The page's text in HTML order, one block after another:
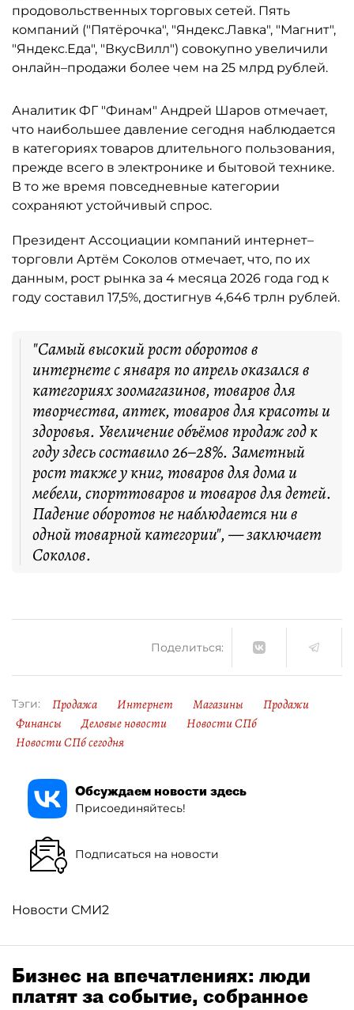
продовольственных торговых сетей. Пять
компаний ("Пятёрочка", "Яндекс.Лавка", "Магнит",
"Яндекс.Еда", "ВкусВилл") совокупно увеличили
онлайн–продажи более чем на 25 млрд рублей.
Аналитик ФГ "Финам" Андрей Шаров отмечает,
что наибольшее давление сегодня наблюдается
в категориях товаров длительного пользования,
прежде всего в электронике и бытовой технике.
В то же время повседневные категории
сохраняют устойчивый спрос.
Президент Ассоциации компаний интернет–
торговли Артём Соколов отмечает, что, по их
данным, рост рынка за 4 месяца 2026 года год к
году составил 17,5%, достигнув 4,646 трлн рублей.
"Самый высокий рост оборотов в
интернете с января по апрель оказался в
категориях зоомагазинов, товаров для
творчества, аптек, товаров для красоты и
здоровья. Увеличение объёмов продаж год к
году здесь составило 26–28%. Заметный
рост также у книг, товаров для дома и
мебели, спорттоваров и товаров для детей.
Падение оборотов не наблюдается ни в
одной товарной категории", — заключает
Соколов.
Поделиться:
Тэги: Продажа Интернет Магазины
Продажи
Финансы
Деловые новости
Новости СПб
Новости СПб сегодня
Обсуждаем новости здесь
Присоединяйтесь!
Подписаться на новости
Новости СМИ2
Бизнес на впечатлениях: люди
платят за событие, собранное